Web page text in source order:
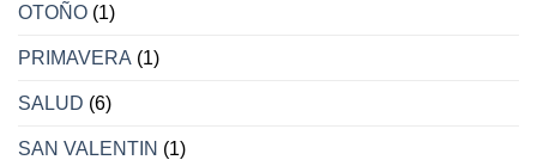
OTOÑO (1)
PRIMAVERA (1)
SALUD (6)
SAN VALENTIN (1)